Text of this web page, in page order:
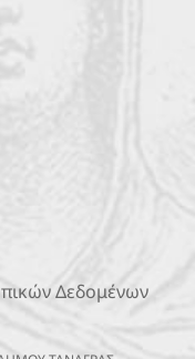
Δεδομένων